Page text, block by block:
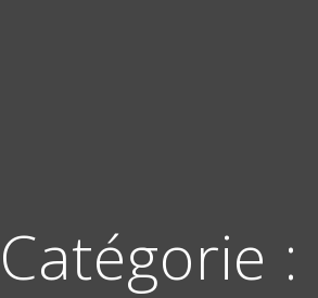
Catégorie :